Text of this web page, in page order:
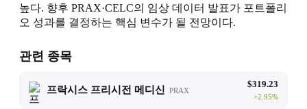
높다. 향후 PRAX·CELC의 임상 데이터 발표가 포트폴리
오 성과를 결정하는 핵심 변수가 될 전망이다.
관련 종목
프락시스 프리시전 메디신 PRAX
$319.23
+2.95%